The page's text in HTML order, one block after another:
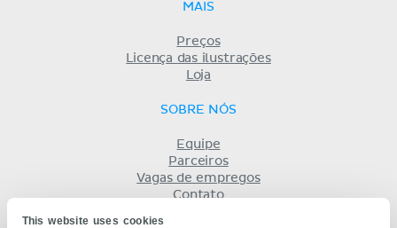
This website uses cookies
MAIS
Preços
Licença das ilustrações
Loja
SOBRE NÓS
Equipe
Parceiros
Vagas de empregos
Contato